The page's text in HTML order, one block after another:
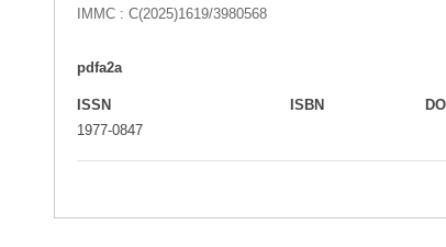
IMMC : C(2025)1619/3980568
pdfa2a
ISSN
1977-0847
ISBN DOI